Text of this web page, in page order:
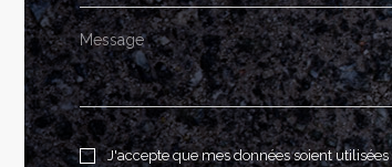
J'accepte que mes données soient